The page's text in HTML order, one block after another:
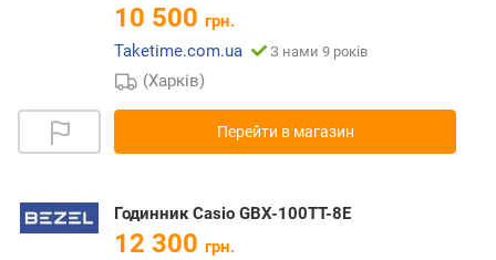
10 500 грн.
Taketime.com.ua
З нами 9 років
(Харків)
Перейти в магазин
Годинник Casio GBX-100TT-8E
12 300 грн.